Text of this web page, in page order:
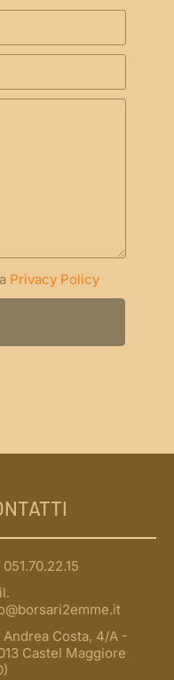
Privacy Policy
Andrea Costa, 4/A -
Castel Maggiore